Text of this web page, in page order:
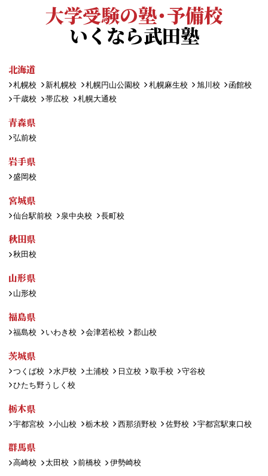
大学受験の塾・予備校
いくなら武田塾
北海道
札幌校 新札幌校 札幌円山公園校 札幌麻生校 旭川校
函館校
千歳校
帯広校 札幌大通校
青森県
弘前校
岩手県
盛岡校
宮城県
仙台駅前校 泉中央校 長町校
秋田県
秋田校
山形県
山形校
福島県
福島校 いわき校 会津若松校 郡山校
茨城県
つくば校 水戸校 土浦校 日立校 取手校
守谷校
ひたち野うしく校
栃木県
宇都宮校 小山校 栃木校 西那須野校 佐野校 宇都宮駅東口校
群馬県
高崎校 太田校 前橋校 伊勢崎校